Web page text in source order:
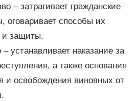
– затрагивает гражданские
оговаривает способы их
и защиты.
устанавливает наказание за
а также основания
и освобождения виновных от